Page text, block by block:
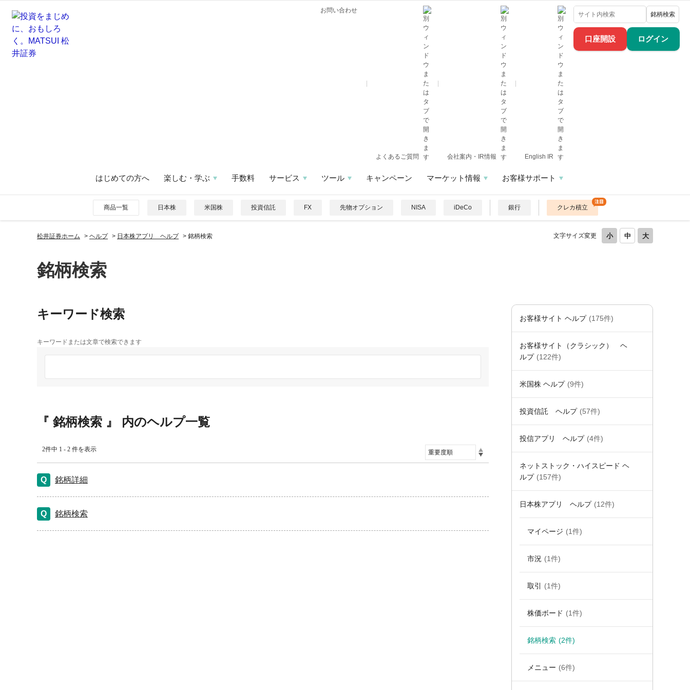
口座開設 ログイン
お問い合わせ
よくあるご質問 会社案内・IR情報 English IR
銘柄検索
はじめての方へ 楽しむ・学ぶ 手数料 サービス ツール キャンペーン マーケット情報 お客様サポート
商品一覧 日本株 米国株 投資信託 FX 先物オプション NISA iDeCo 銀行 クレカ積立
文字サイズ変更
松井証券ホーム > ヘルプ > 日本株アプリ ヘルプ > 銘柄検索
銘柄検索
お客様サイト ヘルプ (175件)
お客様サイト（クラシック） ヘ
ルプ (122件)
米国株 ヘルプ (9件)
投資信託 ヘルプ (57件)
投信アプリ ヘルプ (4件)
ネットストック・ハイスピード ヘ
ルプ (157件)
日本株アプリ ヘルプ (12件)
マイページ (1件)
市況 (1件)
取引 (1件)
株価ボード (1件)
銘柄検索 (2件)
メニュー (6件)
キーワード検索
キーワードまたは文章で検索できます
『 銘柄検索 』 内のヘルプ一覧
2件中 1 - 2 件を表示
銘柄詳細
銘柄検索